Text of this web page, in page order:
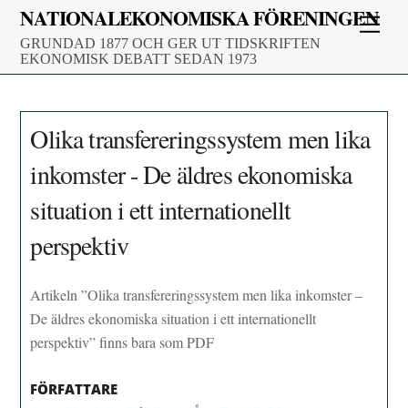
Skip
content
NATIONALEKONOMISKA FÖRENINGEN
GRUNDAD 1877 OCH GER UT TIDSKRIFTEN
EKONOMISK DEBATT SEDAN 1973
Olika transfereringssystem men lika
inkomster - De äldres ekonomiska
situation i ett internationellt
perspektiv
Artikeln ”Olika transfereringssystem men lika inkomster –
De äldres ekonomiska situation i ett internationellt
perspektiv” finns bara som PDF
FÖRFATTARE